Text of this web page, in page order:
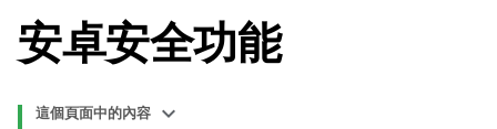
安卓安全功能
這個頁面中的內容